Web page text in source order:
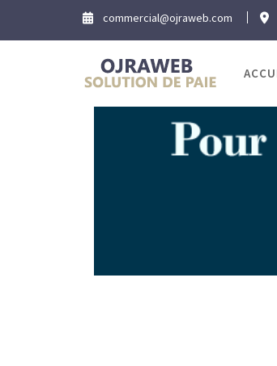
commercial@ojraweb.com